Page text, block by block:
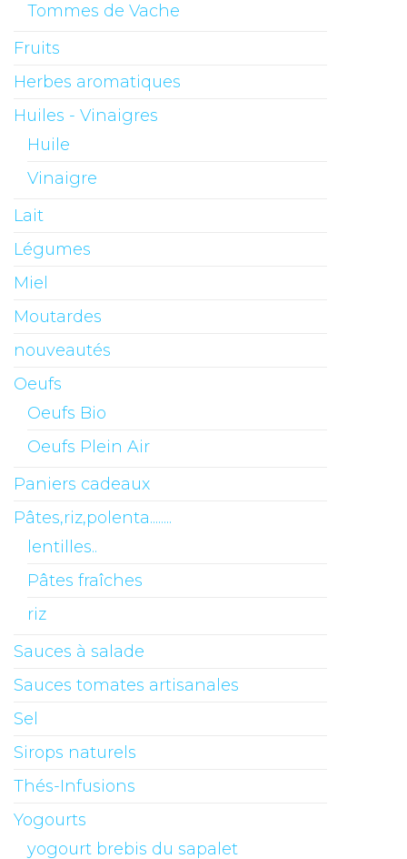
Tommes de Vache
Fruits
Herbes aromatiques
Huiles - Vinaigres
Huile
Vinaigre
Lait
Légumes
Miel
Moutardes
nouveautés
Oeufs
Oeufs Bio
Oeufs Plein Air
Paniers cadeaux
Pâtes,riz,polenta........
lentilles..
Pâtes fraîches
riz
Sauces à salade
Sauces tomates artisanales
Sel
Sirops naturels
Thés-Infusions
Yogourts
yogourt brebis du sapalet